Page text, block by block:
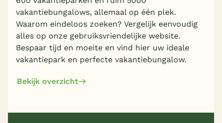
vakantiebungalows, allemaal op één plek.
Waarom eindeloos zoeken? Vergelijk eenvoudig
alles op onze gebruiksvriendelijke website.
Bespaar tijd en moeite en vind hier uw ideale
vakantiepark en perfecte vakantiebungalow.
Bekijk overzicht